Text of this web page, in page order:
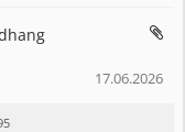
17.06.2026